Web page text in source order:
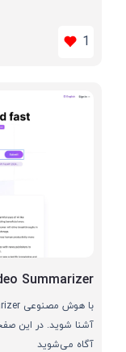
1
Summarizer
آشنا شوید. در این
آگاه می‌شوید